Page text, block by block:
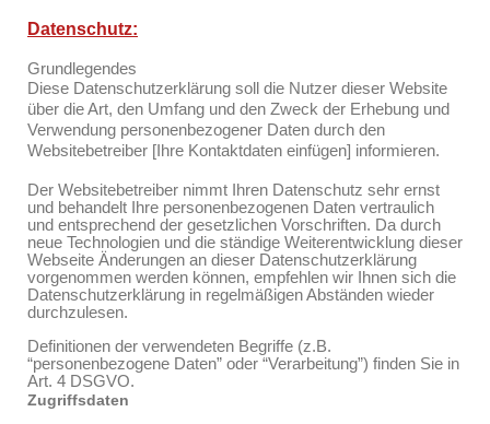
Datenschutz:
Grundlegendes
Diese Datenschutzerklärung soll die Nutzer dieser Website
über die Art, den Umfang und den Zweck der Erhebung und
Verwendung personenbezogener Daten durch den
Websitebetreiber [Ihre Kontaktdaten einfügen] informieren.
Der Websitebetreiber nimmt Ihren Datenschutz sehr ernst
und behandelt Ihre personenbezogenen Daten vertraulich
und entsprechend der gesetzlichen Vorschriften. Da durch
neue Technologien und die ständige Weiterentwicklung dieser
Webseite Änderungen an dieser Datenschutzerklärung
vorgenommen werden können, empfehlen wir Ihnen sich die
Datenschutzerklärung in regelmäßigen Abständen wieder
durchzulesen.
Definitionen der verwendeten Begriffe (z.B.
“personenbezogene Daten” oder “Verarbeitung”) finden Sie in
Art. 4 DSGVO.
Zugriffsdaten